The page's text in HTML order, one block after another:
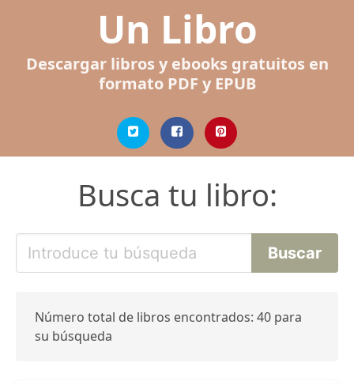
Un Libro
Descargar libros y ebooks gratuitos en
formato PDF y EPUB
Busca tu libro:
Número total de libros encontrados: 40 para
su búsqueda